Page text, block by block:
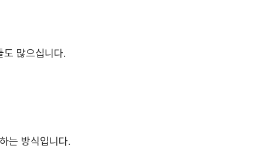
많으십니다.
는 방식입니다.